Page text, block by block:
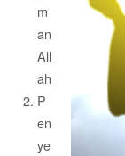
m
an
All
ah
P
en
ye